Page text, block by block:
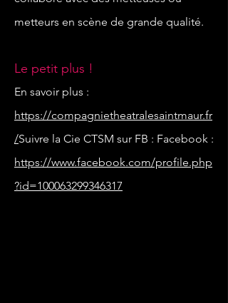
metteurs en scène de grande qualité.
Le petit plus !
En savoir plus :
https://compagnietheatralesaintmaur.fr
/Suivre la Cie CTSM sur FB : Facebook :
https://www.facebook.com/profile.php
?id=100063299346317